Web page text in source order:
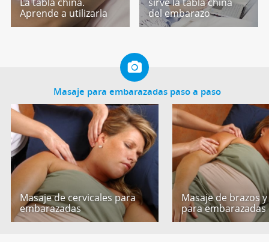
Aprende a utilizarla
del embarazo
Masaje para embarazadas paso a paso
Masaje de cervicales para
embarazadas
Masaje de brazos
para embarazadas